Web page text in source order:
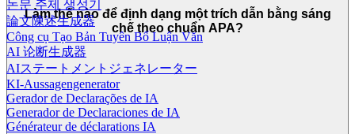
논문 주제 생성기
論文陳述生成器
Công cụ Tạo Bản Tuyên Bố Luận Văn
AI 论断生成器
AIステートメントジェネレーター
KI-Aussagengenerator
Gerador de Declarações de IA
Generador de Declaraciones de IA
Générateur de déclarations IA
Làm thế nào để định dạng một trích dẫn bằng sáng
chế theo chuẩn APA?